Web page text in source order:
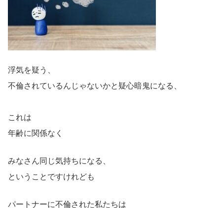
浮気を疑う、
不倫されているんじゃないかと疑心暗鬼になる、
これは
年齢に関係なく
みなさん同じ気持ちになる、
ということですけれども
パートナーに不倫された私たちは